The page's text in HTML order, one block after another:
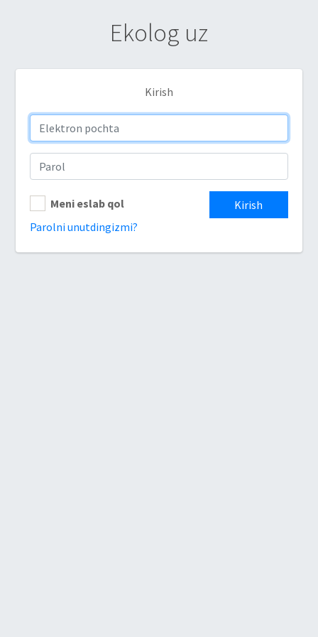
Ekolog uz
Kirish
Meni eslab qol
Kirish
Parolni unutdingizmi?